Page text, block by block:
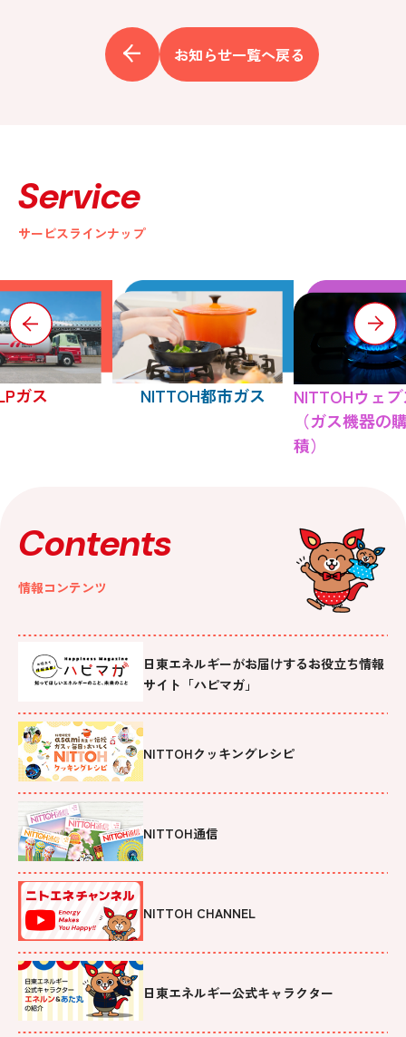
お知らせ一覧へ戻る
Service
サービスラインナップ
ガス NITTOH都市ガス
NITTOHウェ
（ガス機器の
積）
Contents
情報コンテンツ
日東エネルギーがお届けするお役立ち情報
サイト「ハピマガ」
NITTOHクッキングレシピ
NITTOH通信
NITTOH CHANNEL
日東エネルギー公式キャラクター